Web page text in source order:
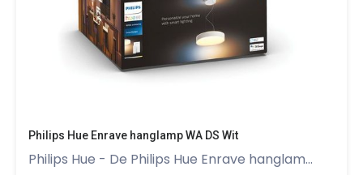
Philips Hue Enrave hanglamp WA DS Wit
Philips Hue - De Philips Hue Enrave hanglam...